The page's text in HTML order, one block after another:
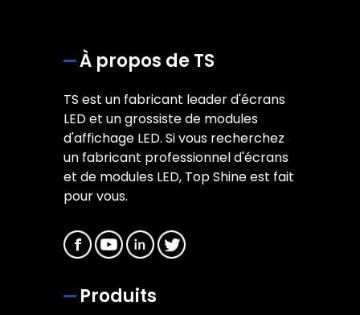
À propos de TS
TS est un fabricant leader d'écrans
LED et un grossiste de modules
d'affichage LED. Si vous recherchez
un fabricant professionnel d'écrans
et de modules LED, Top Shine est fait
pour vous.
Produits